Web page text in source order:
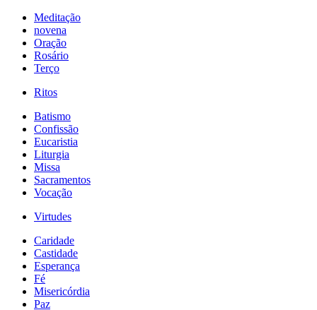
Meditação
novena
Oração
Rosário
Terço
Ritos
Batismo
Confissão
Eucaristia
Liturgia
Missa
Sacramentos
Vocação
Virtudes
Caridade
Castidade
Esperança
Fé
Misericórdia
Paz